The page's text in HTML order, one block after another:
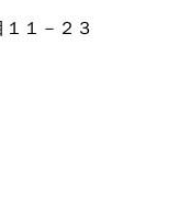
１－２３